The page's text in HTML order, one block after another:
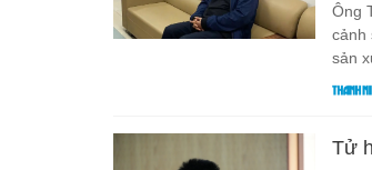
Ông
cảnh
sản
Tử